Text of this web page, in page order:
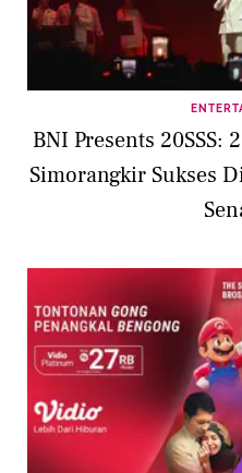
BNI Presents 20SSS:
Simorangkir Sukses Digelar di Tennis Indoor